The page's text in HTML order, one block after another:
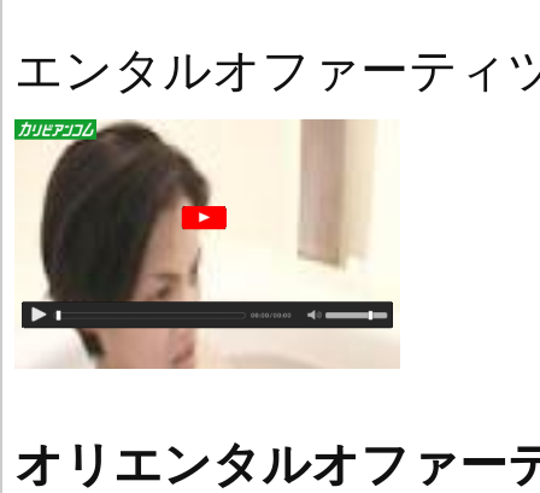
エンタルオファーティ
オリエンタルオファー